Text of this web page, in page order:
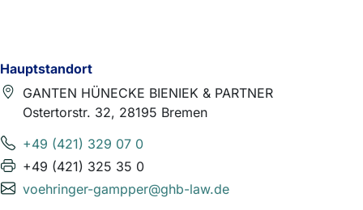
Hauptstandort
GANTEN HÜNECKE BIENIEK & PARTNER
Ostertorstr. 32, 28195 Bremen
+49 (421) 329 07 0
+49 (421) 325 35 0
voehringer-gampper@ghb-law.de